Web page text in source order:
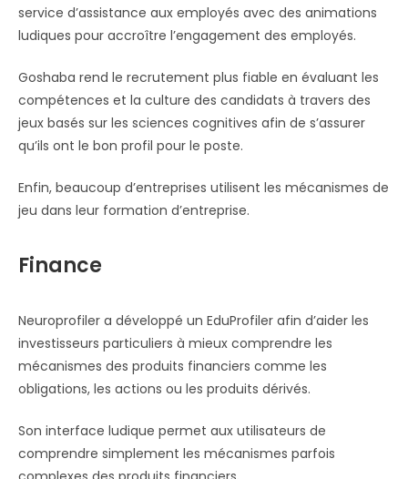
service d’assistance aux employés avec des animations
ludiques pour accroître l’engagement des employés.
Goshaba rend le recrutement plus fiable en évaluant les
compétences et la culture des candidats à travers des
jeux basés sur les sciences cognitives afin de s’assurer
qu’ils ont le bon profil pour le poste.
Enfin, beaucoup d’entreprises utilisent les mécanismes de
jeu dans leur formation d’entreprise.
Finance
Neuroprofiler a développé un EduProfiler afin d’aider les
investisseurs particuliers à mieux comprendre les
mécanismes des produits financiers comme les
obligations, les actions ou les produits dérivés.
Son interface ludique permet aux utilisateurs de
comprendre simplement les mécanismes parfois